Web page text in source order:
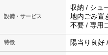
設備・サービス
収納 / シュ
地内ごみ置
不要 / 専用
特徴 陽当り良好